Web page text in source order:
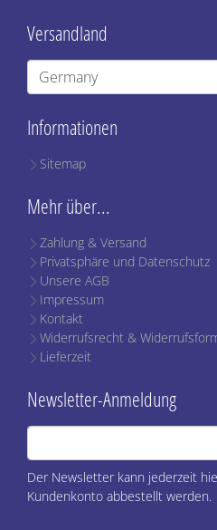
Informationen
Sitemap
Mehr über...
Zahlung & Versand
Privatsphäre und Datenschutz
Unsere AGB
Impressum
Kontakt
Widerrufsrecht &
Lieferzeit
Versandland
Newsletter-Anmeldung
Der Newsletter kann jederzeit
Kundenkonto abbestellt werden.